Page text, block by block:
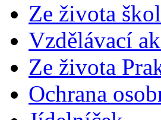
Ze života
Vzdělávací
Ze života
Ochrana